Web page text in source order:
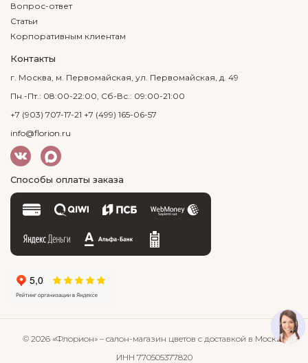
Вопрос-ответ
Статьи
Корпоративным клиентам
Контакты
г. Москва, м. Первомайская, ул. Первомайская, д. 49
Пн.-Пт.: 08:00-22:00, Сб-Вс.: 09:00-21:00
+7 (903) 707-17-21 +7 (499) 165-06-57
info@florion.ru
Способы оплаты заказа
© 2026 «Флорион» – салон-магазин цветов с доставкой в Москве
ИНН 770505377820